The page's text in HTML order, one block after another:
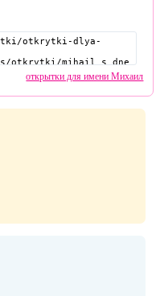
открытки для имени Михаил